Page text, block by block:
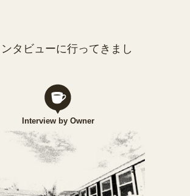
タビューに行ってきまし
Interview by Owner